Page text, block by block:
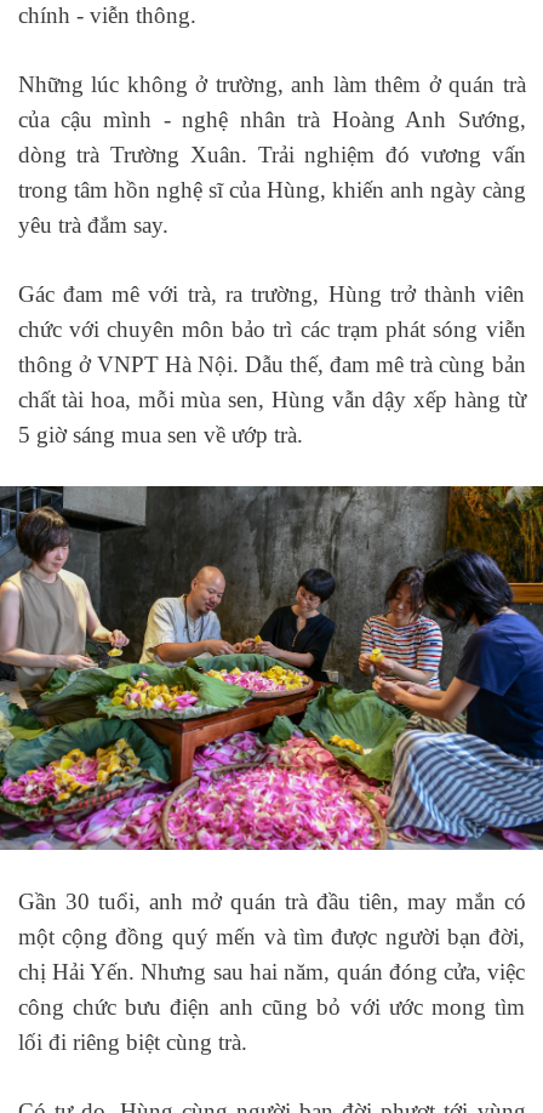
chính - viễn thông.
Những lúc không ở trường, anh làm thêm ở quán trà
của cậu mình - nghệ nhân trà Hoàng Anh Sướng,
dòng trà Trường Xuân. Trải nghiệm đó vương vấn
trong tâm hồn nghệ sĩ của Hùng, khiến anh ngày càng
yêu trà đắm say.
Gác đam mê với trà, ra trường, Hùng trở thành viên
chức với chuyên môn bảo trì các trạm phát sóng viễn
thông ở VNPT Hà Nội. Dẫu thế, đam mê trà cùng bản
chất tài hoa, mỗi mùa sen, Hùng vẫn dậy xếp hàng từ
5 giờ sáng mua sen về ướp trà.
Gần 30 tuổi, anh mở quán trà đầu tiên, may mắn có
một cộng đồng quý mến và tìm được người bạn đời,
chị Hải Yến. Nhưng sau hai năm, quán đóng cửa, việc
công chức bưu điện anh cũng bỏ với ước mong tìm
lối đi riêng biệt cùng trà.